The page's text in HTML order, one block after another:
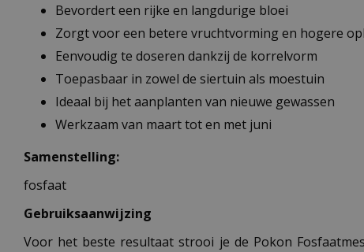
Bevordert een rijke en langdurige bloei
Zorgt voor een betere vruchtvorming en hogere
Eenvoudig te doseren dankzij de korrelvorm
Toepasbaar in zowel de siertuin als moestuin
Ideaal bij het aanplanten van nieuwe gewassen
Werkzaam van maart tot en met juni
Samenstelling:
fosfaat
Gebruiksaanwijzing
Voor het beste resultaat strooi je de Pokon